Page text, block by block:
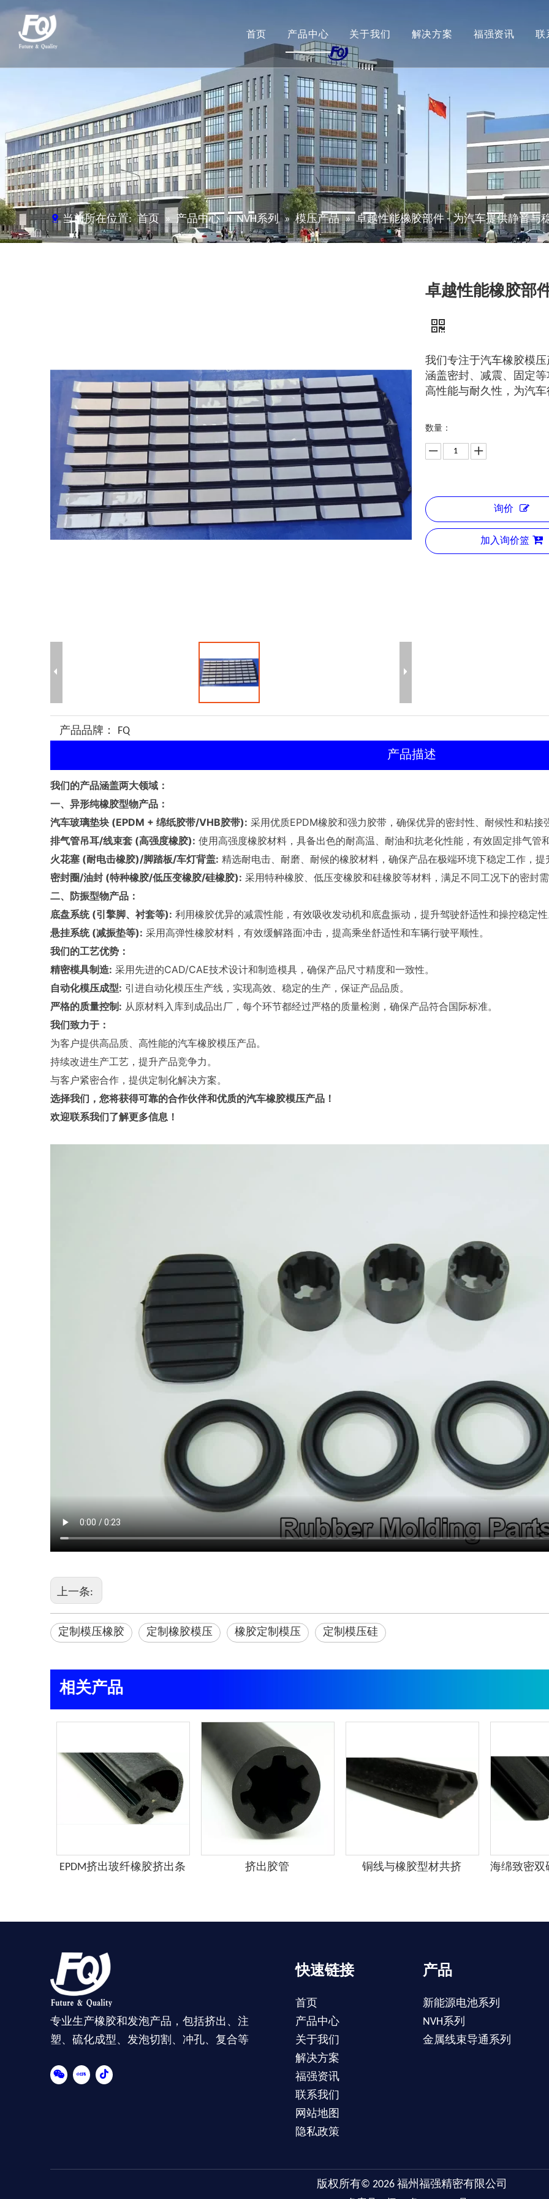
首页 产品中心 关于我们 解决方案 福强资讯 联
当前所在位置: 首页 » 产品中心 » NVH系列 » 模压产品 » 卓越性能橡胶部件 - 为汽车提供静音与
卓越性能橡胶部
我们专注于汽车橡胶模
涵盖密封、减震、固定
高性能与耐久性，为汽
数量：
询价
加入询价篮
产品品牌： FQ
产品描述
我们的产品涵盖两大领域：
一、异形纯橡胶型物产品：
汽车玻璃垫块 (EPDM + 绵纸胶带/VHB胶带): 采用优质EPDM橡胶和强力胶带，确保优异的密封性、耐候性和粘
排气管吊耳/线束套 (高强度橡胶): 使用高强度橡胶材料，具备出色的耐高温、耐油和抗老化性能，有效固定排气管
火花塞 (耐电击橡胶)/脚踏板/车灯背盖: 精选耐电击、耐磨、耐候的橡胶材料，确保产品在极端环境下稳定工作，
密封圈/油封 (特种橡胶/低压变橡胶/硅橡胶): 采用特种橡胶、低压变橡胶和硅橡胶等材料，满足不同工况下的密封
二、防振型物产品：
底盘系统 (引擎脚、衬套等): 利用橡胶优异的减震性能，有效吸收发动机和底盘振动，提升驾驶舒适性和操控稳定
悬挂系统 (减振垫等): 采用高弹性橡胶材料，有效缓解路面冲击，提高乘坐舒适性和车辆行驶平顺性。
我们的工艺优势：
精密模具制造: 采用先进的CAD/CAE技术设计和制造模具，确保产品尺寸精度和一致性。
自动化模压成型: 引进自动化模压生产线，实现高效、稳定的生产，保证产品品质。
严格的质量控制: 从原材料入库到成品出厂，每个环节都经过严格的质量检测，确保产品符合国际标准。
我们致力于：
为客户提供高品质、高性能的汽车橡胶模压产品。
持续改进生产工艺，提升产品竞争力。
与客户紧密合作，提供定制化解决方案。
选择我们，您将获得可靠的合作伙伴和优质的汽车橡胶模压产品！
欢迎联系我们了解更多信息！
上一条:
定制模压橡胶 定制橡胶模压 橡胶定制模压 定制模压硅
相关产品
EPDM挤出玻纤橡胶挤出条 挤出胶管 铜线与橡胶型材共挤
专业生产橡胶和发泡产品，包括挤出、注
塑、硫化成型、发泡切割、冲孔、复合等
快速链接
首页
产品中心
关于我们
解决方案
福强资讯
联系我们
网站地图
隐私政策
产品
新能源电池系列
NVH系列
金属线束导通系列
版权所有© 2026福州福强精密有限公司